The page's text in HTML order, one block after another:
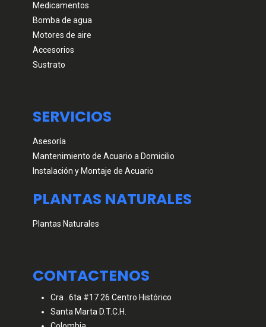
Medicamentos
Bomba de agua
Motores de aire
Accesorios
Sustrato
SERVICIOS
Asesoría
Mantenimiento de Acuario a Domicilio
Instalación y Montaje de Acuario
PLANTAS NATURALES
Plantas Naturales
CONTACTENOS
Cra . 6ta #17 26 Centro Histórico
Santa Marta D.T.C.H.